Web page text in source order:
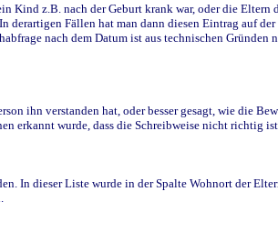
Kind z.B. nach der Geburt krank war, oder die
Fällen hat man dann diesen Eintrag auf
nach dem Datum ist aus technischen Gründen
ihn verstanden hat, oder besser gesagt, wie die
erkannt wurde, dass die Schreibweise nicht richtig
In dieser Liste wurde in der Spalte Wohnort der